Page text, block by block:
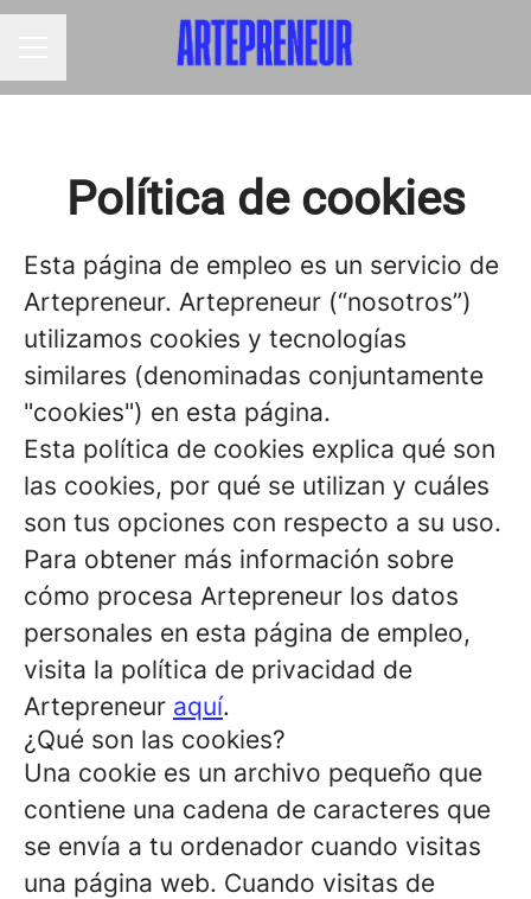
Política de cookies
Esta página de empleo es un servicio de
Artepreneur. Artepreneur (“nosotros”)
utilizamos cookies y tecnologías
similares (denominadas conjuntamente
"cookies") en esta página.
Esta política de cookies explica qué son
las cookies, por qué se utilizan y cuáles
son tus opciones con respecto a su uso.
Para obtener más información sobre
cómo procesa Artepreneur los datos
personales en esta página de empleo,
visita la política de privacidad de
Artepreneur aquí.
¿Qué son las cookies?
Una cookie es un archivo pequeño que
contiene una cadena de caracteres que
se envía a tu ordenador cuando visitas
una página web. Cuando visitas de